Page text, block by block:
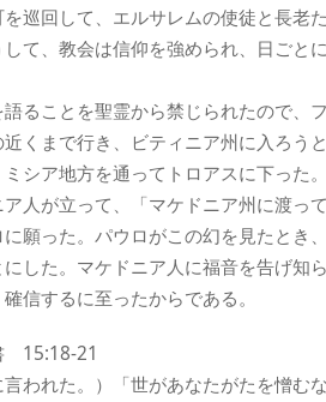
巡回して、エルサレムの使徒と長老
て、教会は信仰を強められ、日ごと
ることを聖霊から禁じられたので、
くまで行き、ビティニア州に入ろう
シア地方を通ってトロアスに下った
人が立って、「マケドニア州に渡っ
願った。パウロがこの幻を見たとき
した。マケドニア人に福音を告げ知
信するに至ったからである。
15:18-21
言われた。）「世があなたがたを憎む